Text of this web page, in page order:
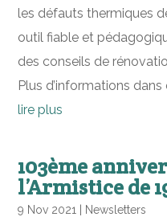
les défauts thermiques
outil fiable et
des conseils de
Plus d’informations
lire plus
103ème
l’Armistice de
9 Nov 2021 Newsletters